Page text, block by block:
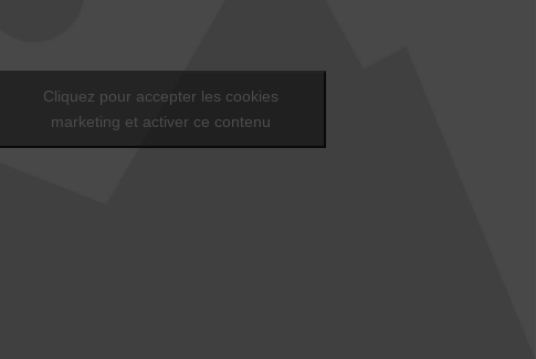
Cliquez pour accepter les cookies
marketing et activer ce contenu